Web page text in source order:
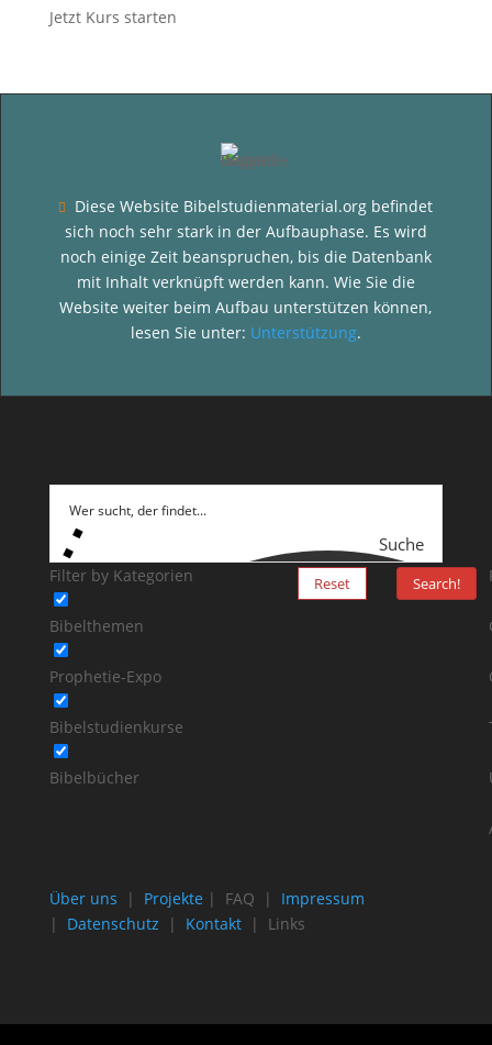
Jetzt Kurs starten

Diese Website Bibelstudienmaterial.org befindet
sich noch sehr stark in der Aufbauphase. Es wird
noch einige Zeit beanspruchen, bis die Datenbank
mit Inhalt verknüpft werden kann. Wie Sie die
Website weiter beim Aufbau unterstützen können,
lesen Sie unter: Unterstützung.
Suche
Filter by Kategorien
Bibelthemen
Prophetie-Expo
Bibelstudienkurse
Bibelbücher
Reset Search!
Über uns | Projekte | FAQ | Impressum
| Datenschutz | Kontakt| Links